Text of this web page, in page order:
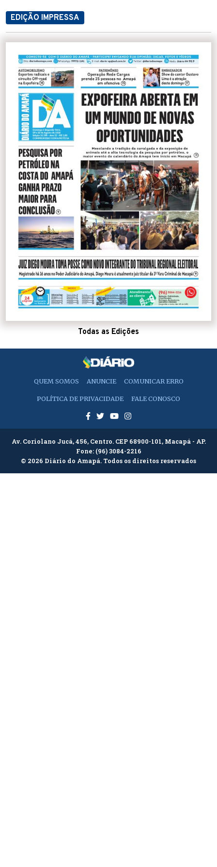
EDIÇÃO IMPRESSA
Todas as Edições
QUEM SOMOS ANUNCIE COMUNICAR ERRO
POLÍTICA DE PRIVACIDADE FALE CONOSCO
Av. Coriolano Jucá, 456, Centro. CEP 68900-101, Macapá - AP.
Fone: (96) 3084-2216
© 2026 Diário do Amapá. Todos os direitos reservados